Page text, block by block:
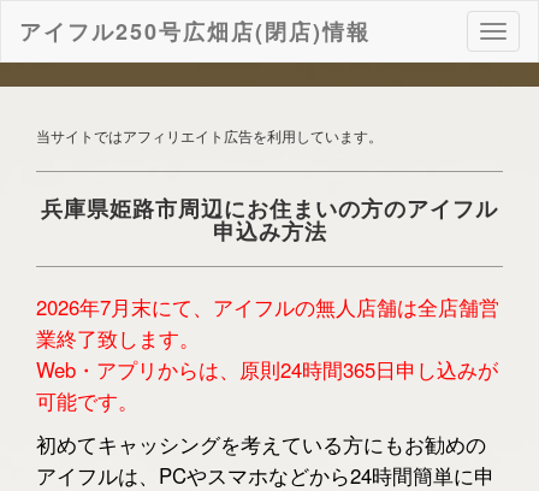
ナ
ビ
ゲ
ン
アイフル250号広畑店(閉店)情報
当サイトではアフィリエイト広告を利用しています。
兵庫県姫路市周辺にお住まいの方のアイフル
申込み方法
2026年7月末にて、アイフルの無人店舗は全店舗営
業終了致します。
Web・アプリからは、原則24時間365日申し込みが
可能です。
初めてキャッシングを考えている方にもお勧めの
アイフルは、PCやスマホなどから24時間簡単に申